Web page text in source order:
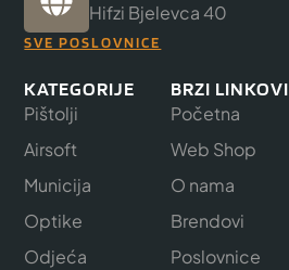
Hifzi Bjelevca 40
SVE POSLOVNICE
KATEGORIJE
Pištolji
Airsoft
Municija
Optike
Odjeća
BRZI LINKOVI
Početna
Web Shop
O nama
Brendovi
Poslovnice